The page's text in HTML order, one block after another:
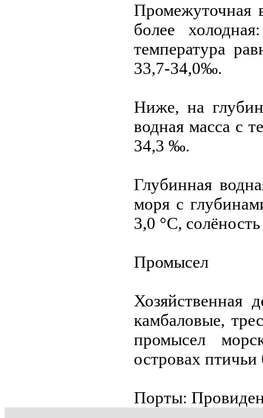
Промежуточная
более
температура
33,7-34,0‰.
Ниже, на
водная масса с
34,3 ‰.
Глубинная
моря с
3,0 °C,
Промысeл
Хозяйственная
камбаловые,
промысeл
островах птичьи
Порты: